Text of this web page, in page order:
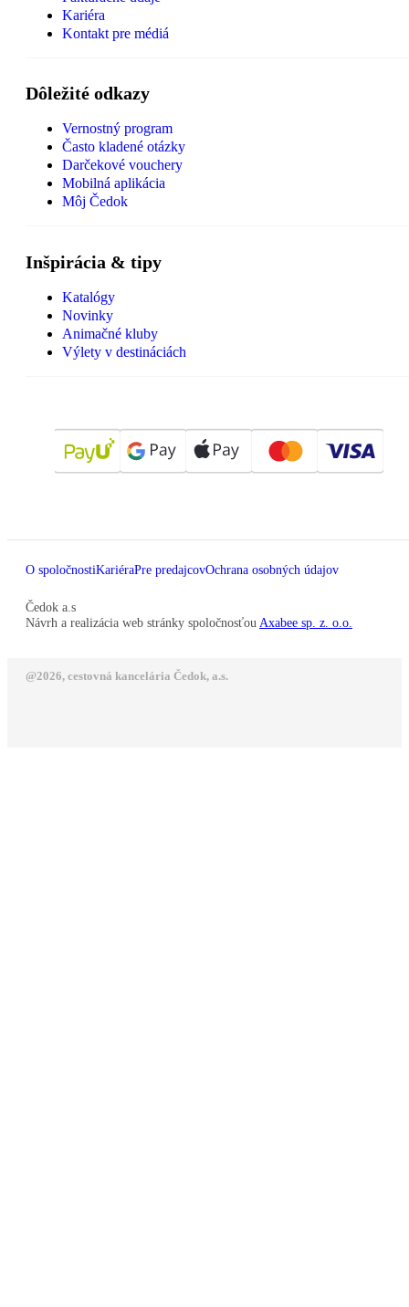
Kariéra
Kontakt pre médiá
Dôležité odkazy
Vernostný program
Často kladené otázky
Darčekové vouchery
Mobilná aplikácia
Môj Čedok
Inšpirácia & tipy
Katalógy
Novinky
Animačné kluby
Výlety v destináciách
O spoločnostiKariéraPre predajcovOchrana osobných údajov
Čedok a.s
Návrh a realizácia web stránky spoločnosťou Axabee sp. z. o.o.
@2026, cestovná kancelária Čedok, a.s.